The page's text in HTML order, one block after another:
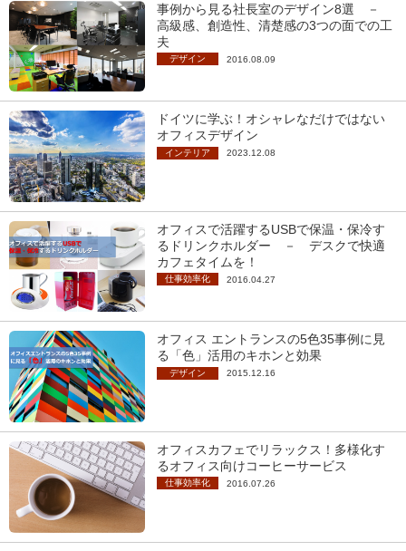
事例から見る社長室のデザイン8選 －
高級感、創造性、清楚感の3つの面での工
夫
デザイン 2016.08.09
ドイツに学ぶ！オシャレなだけではない
オフィスデザイン
インテリア 2023.12.08
オフィスで活躍するUSBで保温・保冷す
るドリンクホルダー － デスクで快適
カフェタイムを！
仕事効率化 2016.04.27
オフィス エントランスの5色35事例に見
る「色」活用のキホンと効果
デザイン 2015.12.16
オフィスカフェでリラックス！多様化す
るオフィス向けコーヒーサービス
仕事効率化 2016.07.26